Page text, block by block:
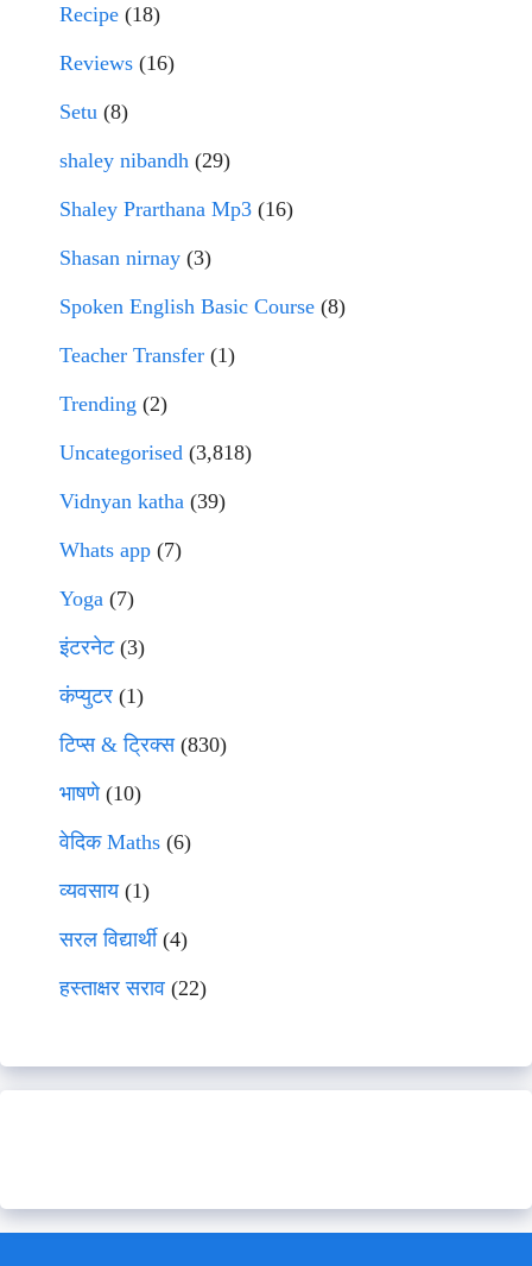
Recipe (18)
Reviews (16)
Setu (8)
shaley nibandh (29)
Shaley Prarthana Mp3 (16)
Shasan nirnay (3)
Spoken English Basic Course (8)
Teacher Transfer (1)
Trending (2)
Uncategorised (3,818)
Vidnyan katha (39)
Whats app (7)
Yoga (7)
इंटरनेट(3)
कंप्युटर (1)
टिप्स & ट्रिक्स(830)
भाषणे(10)
वेदिक Maths (6)
व्यवसाय(1)
सरल विद्यार्थी(4)
हस्ताक्षर सराव (22)